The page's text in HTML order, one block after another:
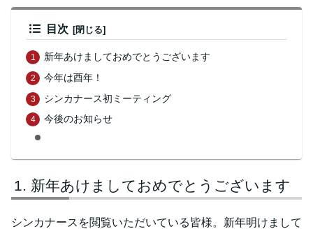
目次
新年あけましておめでとうございます
今年は酉年！
シンカナース初ミーティング
今後のお知らせ
新年あけましておめでとうございます
シンカナースを閲覧いただいている皆様。新年明けまして